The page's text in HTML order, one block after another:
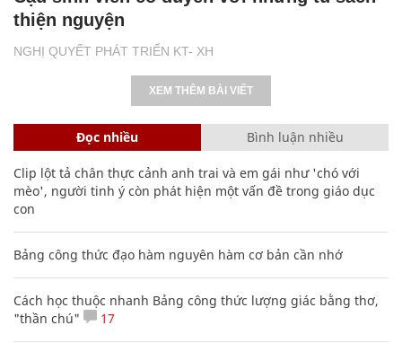
NGHỊ QUYẾT PHÁT TRIỂN KT- XH
thiện nguyện
XEM THÊM BÀI VIẾT
Đọc nhiều Bình luận nhiều
Clip lột tả chân thực cảnh anh trai và em gái như 'chó với
mèo', người tinh ý còn phát hiện một vấn đề trong giáo dục
con
Bảng công thức đạo hàm nguyên hàm cơ bản cần nhớ
Cách học thuộc nhanh Bảng công thức lượng giác bằng thơ,
"thần chú"
17